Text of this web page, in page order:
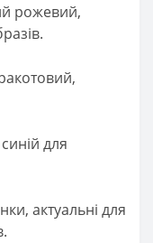
рожевий,
для
актуальні для